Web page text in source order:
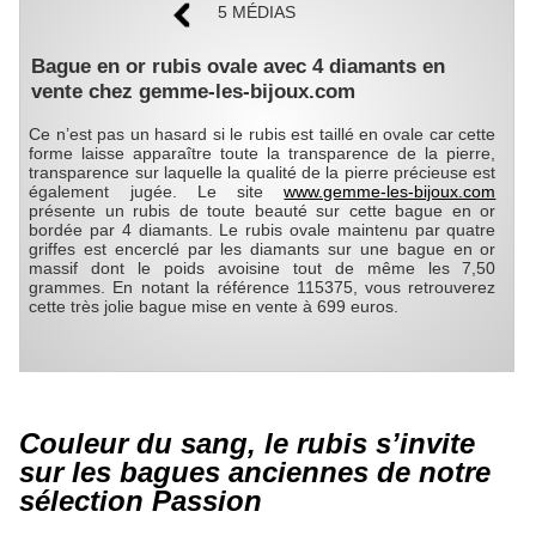
5 MÉDIAS
Bague en or rubis ovale avec 4 diamants en
vente chez gemme-les-bijoux.com
Ce n’est pas un hasard si le rubis est taillé en ovale car cette
forme laisse apparaître toute la transparence de la pierre,
transparence sur laquelle la qualité de la pierre précieuse est
également jugée. Le sitewww.gemme-les-bijoux.com
présente un rubis de toute beauté sur cette bague en or
bordée par 4 diamants. Le rubis ovale maintenu par quatre
griffes est encerclé par les diamants sur une bague en or
massif dont le poids avoisine tout de même les 7,50
grammes. En notant la référence 115375, vous retrouverez
cette très jolie bague mise en vente à 699 euros.
Couleur du sang, le rubis s’invite
sur les bagues anciennes de notre
sélection Passion